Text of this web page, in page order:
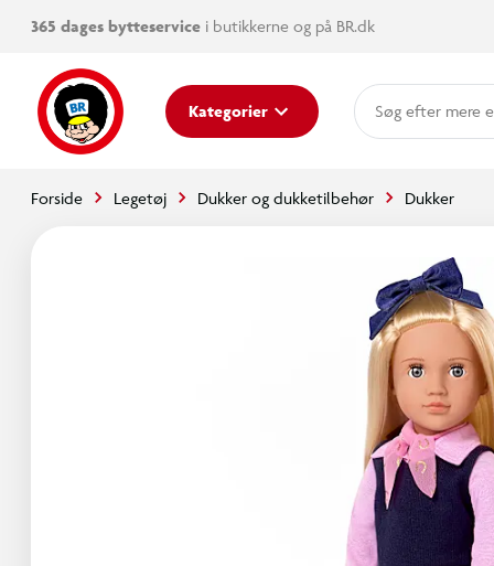
365 dages bytteservice i butikkerne og på BR.dk
Kategorier mere
Forside Legetøj Dukker og dukketilbehør Dukker